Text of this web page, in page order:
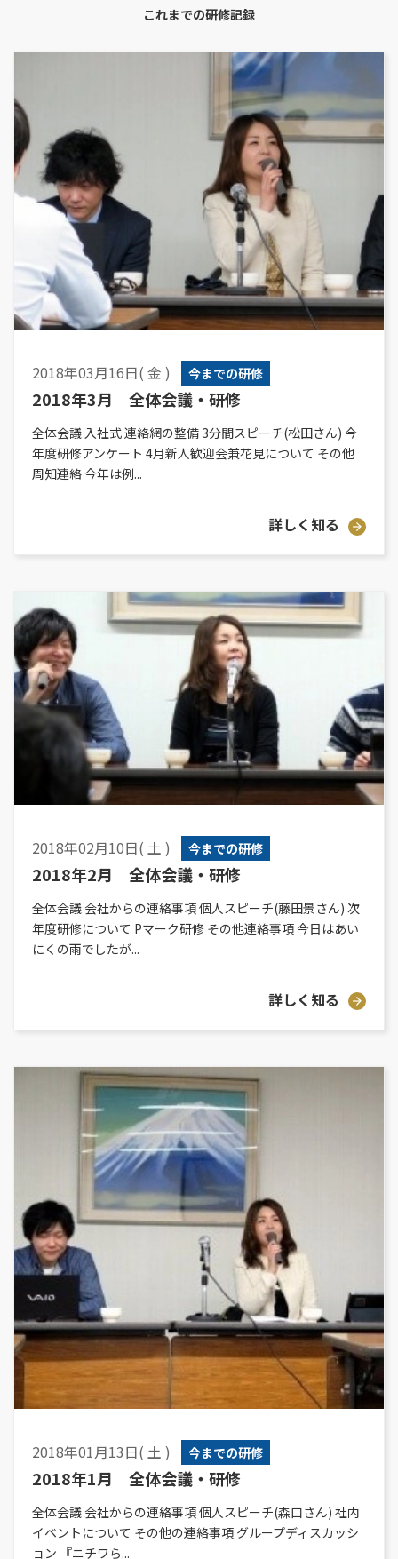
これまでの研修記録
2018年03月16日( 金 ) 今までの研修
2018年3月 全体会議・研修
全体会議 入社式 連絡網の整備 3分間スピーチ(松田さん) 今
年度研修アンケート 4月新人歓迎会兼花見について その他
周知連絡 今年は例...
詳しく知る
2018年02月10日( 土 ) 今までの研修
2018年2月 全体会議・研修
全体会議 会社からの連絡事項 個人スピーチ(藤田景さん) 次
年度研修について Pマーク研修 その他連絡事項 今日はあい
にくの雨でしたが...
詳しく知る
2018年01月13日( 土 ) 今までの研修
2018年1月 全体会議・研修
全体会議 会社からの連絡事項 個人スピーチ(森口さん) 社内
イベントについて その他の連絡事項 グループディスカッシ
ョン 『ニチワら...